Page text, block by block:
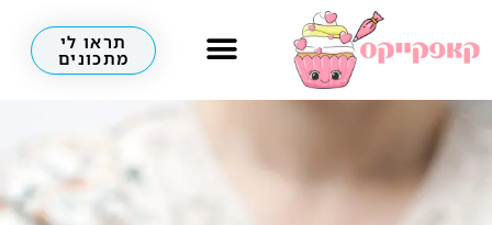
תראו לי
מתכונים